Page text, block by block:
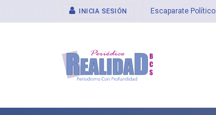
INICIA SESIÓN Escaparate Político